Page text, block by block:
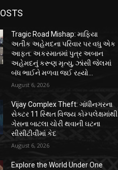
Tragic Road Mishap: માફિયા
અતીક અહેમદના પરિવાર પર વધુ એક
આફત: અકસ્માતમાં પુત્ર અબાન
અહેમદનું કરૂણ મૃત્યુ, ઝાંસી જેલમાં
બંધ ભાઈને મળવા જઈ રહ્યો...
August 6, 2026
Vijay Complex Theft: ગાંધીનગરના
સેક્ટર 11 સ્થિત વિજય કોમ્પલેક્ષમાંથી
ગેસના બાટલા ચોરી થવાની ઘટના
સીસીટીવીમાં કેદ
August 6, 2026
Explore the World Under One